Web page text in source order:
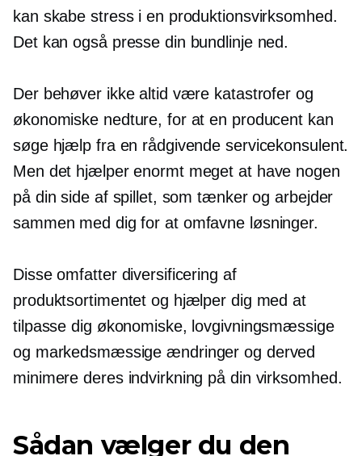
kan skabe stress i en produktionsvirksomhed.
Det kan også presse din bundlinje ned.
Der behøver ikke altid være katastrofer og
økonomiske nedture, for at en producent kan
søge hjælp fra en rådgivende servicekonsulent.
Men det hjælper enormt meget at have nogen
på din side af spillet, som tænker og arbejder
sammen med dig for at omfavne løsninger.
Disse omfatter diversificering af
produktsortimentet og hjælper dig med at
tilpasse dig økonomiske, lovgivningsmæssige
og markedsmæssige ændringer og derved
minimere deres indvirkning på din virksomhed.
Sådan vælger du den